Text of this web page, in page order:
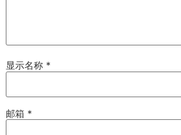
显示名称 *
邮箱 *